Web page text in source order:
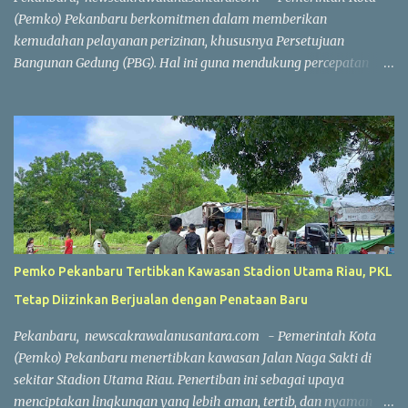
kompetitif dengan menjunjung tinggi nilai sportivitas,
pertandingan berlangsun...
(Pemko) Pekanbaru berkomitmen dalam memberikan
kemudahan pelayanan perizinan, khususnya Persetujuan
Bangunan Gedung (PBG). Hal ini guna mendukung percepatan
penerbitan PBG dilakukan secara daring saat ini. Penerbitan PBG
dapat diselesaikan dengan sangat cepat apabila seluruh
persyaratan telah dipenuhi. "Hari ini, jika seluruh persyaratan
sudah lengkap, penerbitan PBG bisa selesai dalam waktu sekitar
satu jam. Seluruh prosesnya sudah berbasis sistem online,"
ujarnya. Percepatan layanan tersebut tidak hanya berlaku untuk
rumah sederhana atau bangunan dengan konstruksi sederhana.
Tetapi, layanan ini juga berlaku untuk bangunan berskala besar
dan kompleks. Sebagai contoh, penerbitan PBG untuk
Damai yang berhasil diselesaikan dalam waktu sekitar dua jam
56 meni...
Pemko Pekanbaru Tertibkan Kawasan Stadion Utama Riau, PKL
Tetap Diizinkan Berjualan dengan Penataan Baru
Pekanbaru, newscakrawalanusantara.com - Pemerintah Kota
(Pemko) Pekanbaru menertibkan kawasan Jalan Naga Sakti di
sekitar Stadion Utama Riau. Penertiban ini sebagai upaya
menciptakan lingkungan yang lebih aman, tertib, dan nyaman